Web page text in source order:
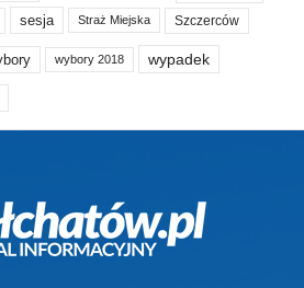
sesja Straż Miejska Szczerców
wybory 2018 wypadek